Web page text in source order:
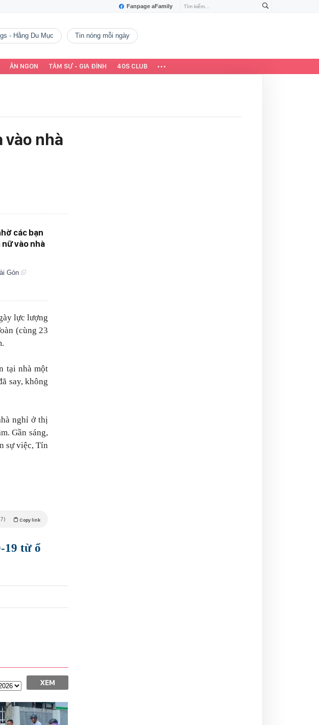
Fanpage aFamily
- Hằng Du Mục tin nóng mỗi ngày
ĂN NGON TÂM SỰ - GIA ĐÌNH 40S CLUB
vào nhà
các bạn
vào nhà
Gòn
lực lượng
(cùng 23
tại nhà một
say, không
nghỉ ở thị
Gần sáng,
sự việc, Tín
Copy link
19 từ ổ
XEM